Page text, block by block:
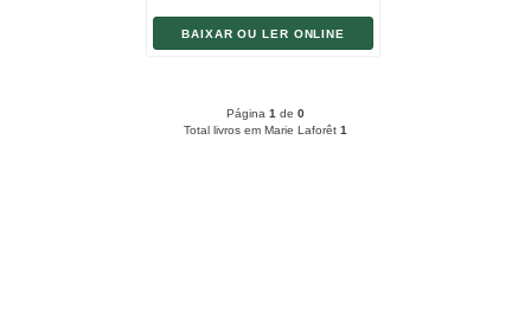
BAIXAR OU LER ONLINE
Página 1 de 0
Total livros em Marie Laforêt 1